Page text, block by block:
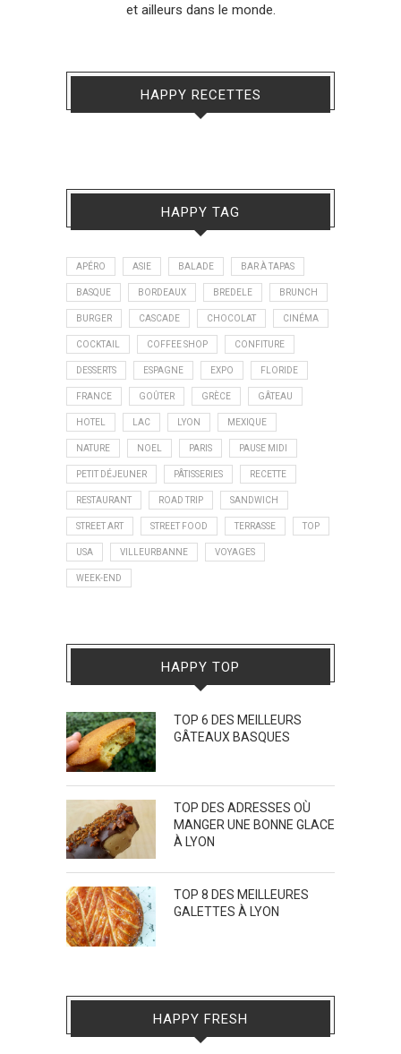
et ailleurs dans le monde.
HAPPY RECETTES
HAPPY TAG
APÉRO ASIE BALADE BAR À TAPAS
BASQUE BORDEAUX BREDELE BRUNCH
BURGER CASCADE CHOCOLAT CINÉMA
COCKTAIL COFFEE SHOP CONFITURE
DESSERTS ESPAGNE EXPO FLORIDE
FRANCE GOÛTER GRÈCE GÂTEAU
HOTEL LAC LYON MEXIQUE
NATURE NOEL PARIS PAUSE MIDI
PETIT DÉJEUNER PÂTISSERIES RECETTE
RESTAURANT ROAD TRIP SANDWICH
STREET ART STREET FOOD TERRASSE TOP
USA VILLEURBANNE VOYAGES
WEEK-END
HAPPY TOP
TOP 6 DES MEILLEURS
GÂTEAUX BASQUES
TOP DES ADRESSES OÙ
MANGER UNE BONNE GLACE
À LYON
TOP 8 DES MEILLEURES
GALETTES À LYON
HAPPY FRESH